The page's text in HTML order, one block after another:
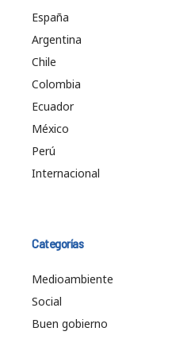
España
Argentina
Chile
Colombia
Ecuador
México
Perú
Internacional
Categorías
Medioambiente
Social
Buen gobierno